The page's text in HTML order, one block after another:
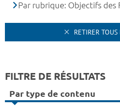
Par rubrique: Objectifs des
RETIRER TOUS
FILTRE DE RÉSULTATS
Par type de contenu